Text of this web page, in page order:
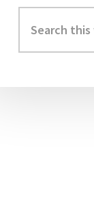
Primary
Sidebar
this
website